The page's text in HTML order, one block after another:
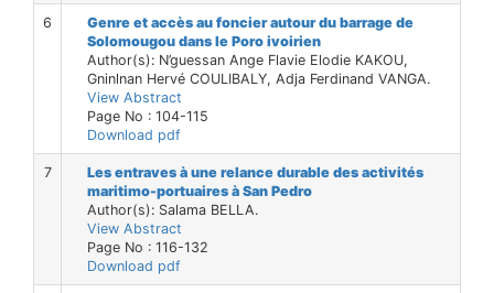
6
Genre et accès au foncier autour du barrage de
Solomougou dans le Poro ivoirien
Author(s): N’guessan Ange Flavie Elodie KAKOU,
Gninlnan Hervé COULIBALY, Adja Ferdinand VANGA.
View Abstract
Page No : 104-115
Download pdf
7
Les entraves à une relance durable des activités
maritimo-portuaires à San Pedro
Author(s): Salama BELLA.
View Abstract
Page No : 116-132
Download pdf